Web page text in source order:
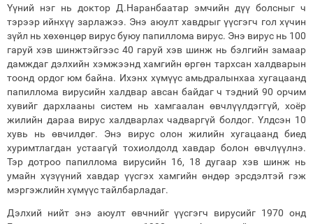
Үүний нэг нь доктор Д.Наранбаатар эмчийн дүү болсныг ч
тэрээр ийнхүү зарлажээ. Энэ аюулт хавдрыг үүсгэгч гол хүчин
зүйл нь хөхөнцөр вирус буюу папиллома вирус. Энэ вирус нь 100
гаруй хэв шинжтэйгээс 40 гаруй хэв шинж нь бэлгийн замаар
дамждаг дэлхийн хэмжээнд хамгийн өргөн тархсан халдварын
тоонд ордог юм байна. Ихэнх хүмүүс амьдралынхаа хугацаанд
папиллома вирусийн халдвар авсан байдаг ч тэдний 90 орчим
хувийг дархлааны систем нь хамгаалан өвчлүүлдэггүй, хоёр
жилийн дараа вирус халдварлах чадваргүй болдог. Үлдсэн 10
хувь нь өвчилдөг. Энэ вирус олон жилийн хугацаанд биед
хуримтлагдан устаагүй тохиолдолд хавдар болон өвчлүүлнэ.
Тэр дотроо папиллома вирусийн 16, 18 дугаар хэв шинж нь
умайн хүзүүний хавдар үүсгэх хамгийн өндөр эрсдэлтэй гэж
мэргэжлийн хүмүүс тайлбарладаг.
Дэлхий нийт энэ аюулт өвчнийг үүсгэгч вирусийг 1970 онд